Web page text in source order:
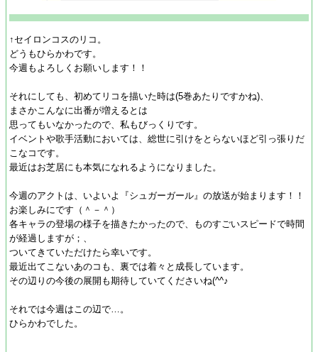
↑セイロンコスのリコ。
どうもひらかわです。
今週もよろしくお願いします！！
それにしても、初めてリコを描いた時は(5巻あたりですかね)、
まさかこんなに出番が増えるとは
思ってもいなかったので、私もびっくりです。
イベントや歌手活動においては、総世に引けをとらないほど引っ張りだ
こなコです。
最近はお芝居にも本気になれるようになりました。
今週のアクトは、いよいよ『シュガーガール』の放送が始まります！！
お楽しみにです（＾－＾）
各キャラの登場の様子を描きたかったので、ものすごいスピードで時間
が経過しますが；、
ついてきていただけたら幸いです。
最近出てこないあのコも、裏では着々と成長しています。
その辺りの今後の展開も期待していてくださいね(^^♪
それでは今週はこの辺で…。
ひらかわでした。